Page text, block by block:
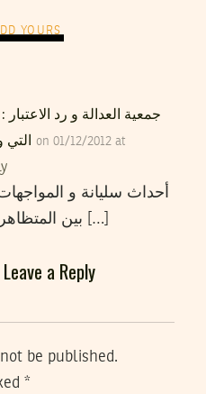
YOURS
جمعية العدالة و رد
on 01/12/2012 at
بين المتظاهرين و قوّات الأمن […]
Leave a Reply
be published.
*